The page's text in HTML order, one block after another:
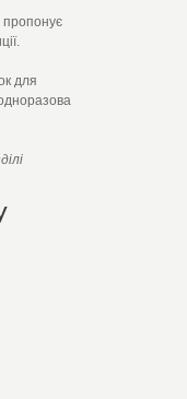
пропонує
для